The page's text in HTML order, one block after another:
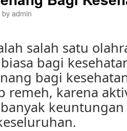
byadmin
salah satu
bagi
bagi
remeh, karena